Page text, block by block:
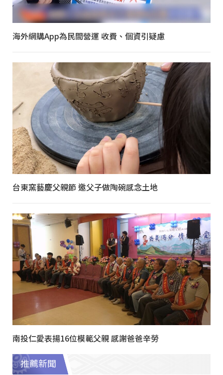
海外網購App為民間營運 收費、個資引疑慮
台東窯藝慶父親節 邀父子做陶碗感念土地
南投仁愛表揚16位模範父親 感謝爸爸辛勞
推薦新聞